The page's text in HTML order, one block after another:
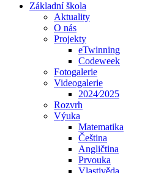
Základní škola
Aktuality
O nás
Projekty
eTwinning
Codeweek
Fotogalerie
Videogalerie
2024⁄2025
Rozvrh
Výuka
Matematika
Čeština
Angličtina
Prvouka
Vlastivěda